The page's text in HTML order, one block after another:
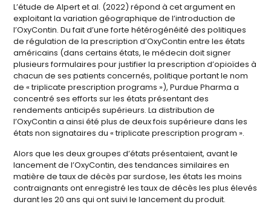
L’étude de Alpert et al. (2022) répond à cet argument en
exploitant la variation géographique de l’introduction de
l’OxyContin. Du fait d’une forte hétérogénéité des politiques
de régulation de la prescription d’OxyContin entre les états
américains (dans certains états, le médecin doit signer
plusieurs formulaires pour justifier la prescription d’opioïdes à
chacun de ses patients concernés, politique portant le nom
de « triplicate prescription programs »), Purdue Pharma a
concentré ses efforts sur les états présentant des
rendements anticipés supérieurs. La distribution de
l’OxyContin a ainsi été plus de deux fois supérieure dans les
états non signataires du « triplicate prescription program ».
Alors que les deux groupes d’états présentaient, avant le
lancement de l’OxyContin, des tendances similaires en
matière de taux de décès par surdose, les états les moins
contraignants ont enregistré les taux de décès les plus élevés
durant les 20 ans qui ont suivi le lancement du produit.